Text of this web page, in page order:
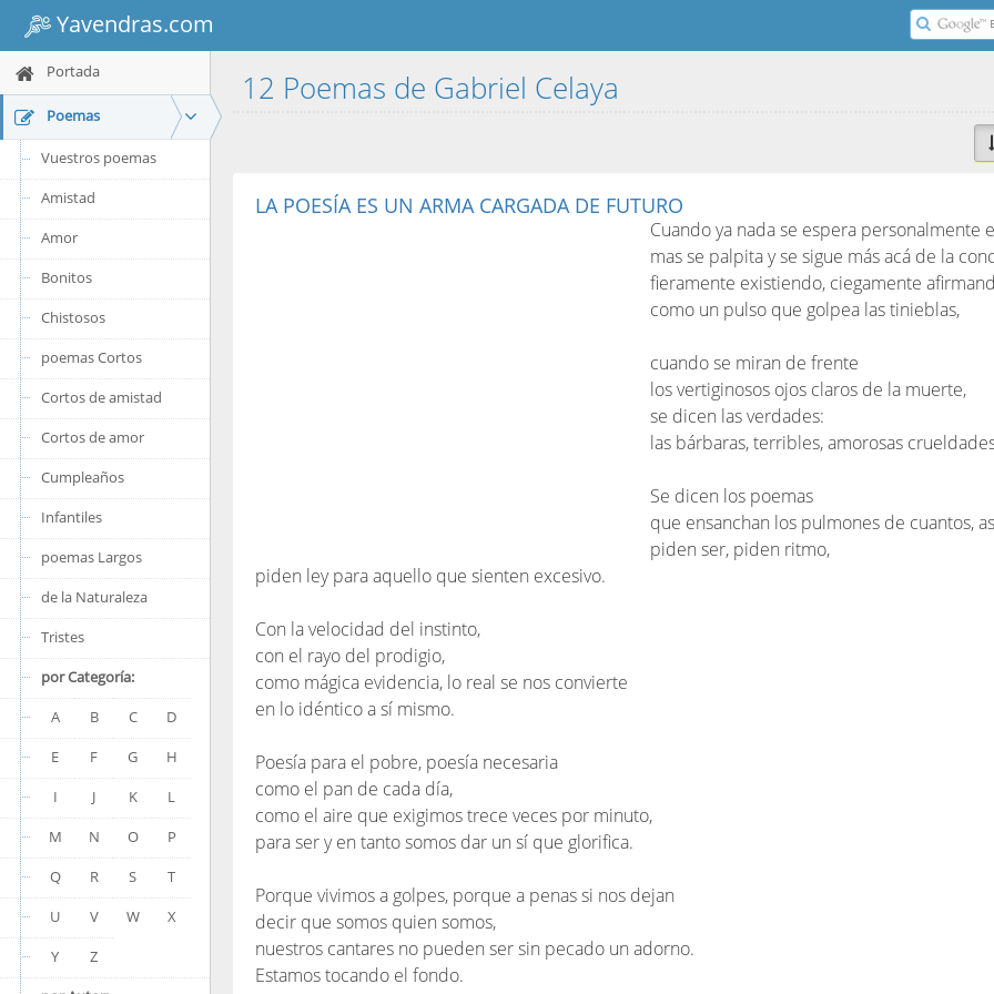
Yavendras.com
Portada
Poemas
Vuestros poemas
Amistad
Amor
Bonitos
Chistosos
poemas Cortos
Cortos de amistad
Cortos de amor
Cumpleaños
Infantiles
poemas Largos
de la Naturaleza
Tristes
por Categoría:
A
B C
D
E
F G
H
I
J K
L
M
N O
P
Q
R S
T
U
V W
X
Y
Z
12 Poemas de Gabriel Celaya
LA POESÍA ES UN ARMA CARGADA DE FUTURO
Cuando ya nada se espera personalmente
mas se palpita y se sigue más acá de la
fieramente existiendo, ciegamente
como un pulso que golpea las tinieblas,
cuando se miran de frente
los vertiginosos ojos claros de la muerte,
se dicen las verdades:
las bárbaras, terribles, amorosas
Se dicen los poemas
que ensanchan los pulmones de cuantos,
piden ser, piden ritmo,
piden ley para aquello que sienten excesivo.
Con la velocidad del instinto,
con el rayo del prodigio,
como mágica evidencia, lo real se nos convierte
en lo idéntico a sí mismo.
Poesía para el pobre, poesía necesaria
como el pan de cada día,
como el aire que exigimos trece veces por minuto,
para ser y en tanto somos dar un sí que glorifica.
Porque vivimos a golpes, porque a penas si nos dejan
decir que somos quien somos,
nuestros cantares no pueden ser sin pecado un adorno.
Estamos tocando el fondo.